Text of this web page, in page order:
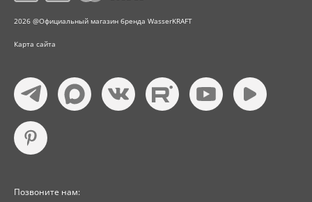
2026 @Официальный магазин бренда WasserKRAFT
Карта сайта
Позвоните нам: